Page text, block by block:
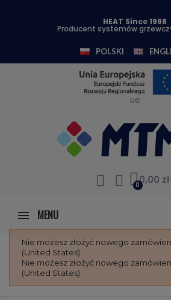
HEAT Since 1998
Producent systemów
POLSKI
ue
0,00 zł
MENU
Nie możesz złożyć nowego
(United States).
Nie możesz złożyć nowego
(United States).